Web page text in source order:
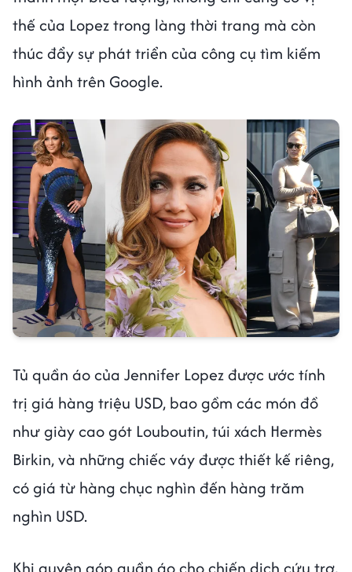
thế của Lopez trong làng thời trang mà còn
thúc đẩy sự phát triển của công cụ tìm kiếm
hình ảnh trên Google.
Tủ quần áo của Jennifer Lopez được ước tính
trị giá hàng triệu USD, bao gồm các món đồ
như giày cao gót Louboutin, túi xách Hermès
Birkin, và những chiếc váy được thiết kế riêng,
có giá từ hàng chục nghìn đến hàng trăm
nghìn USD.